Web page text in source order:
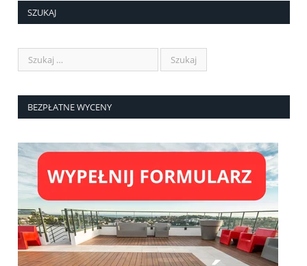
SZUKAJ
BEZPŁATNE WYCENY